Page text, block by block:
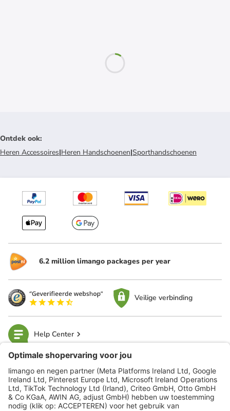
Ontdek ook:
Heren Accessoires|Heren Handschoenen|Sporthandschoenen
6.2 million limango packages per year
Veilige verbinding
Help Center
limango
Veilig winkelen